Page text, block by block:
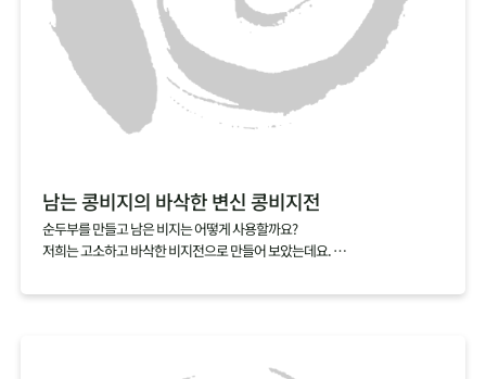
남는 콩비지의 바삭한 변신 콩비지전
순두부를 만들고 남은 비지는 어떻게 사용할까요?
저희는 고소하고 바삭한 비지전으로 만들어 보았는데요.